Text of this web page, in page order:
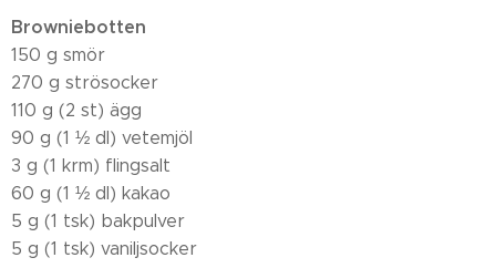
Browniebotten
150 g smör
270 g strösocker
110 g (2 st) ägg
90 g (1 ½ dl) vetemjöl
3 g (1 krm) flingsalt
60 g (1 ½ dl) kakao
5 g (1 tsk) bakpulver
5 g (1 tsk) vaniljsocker